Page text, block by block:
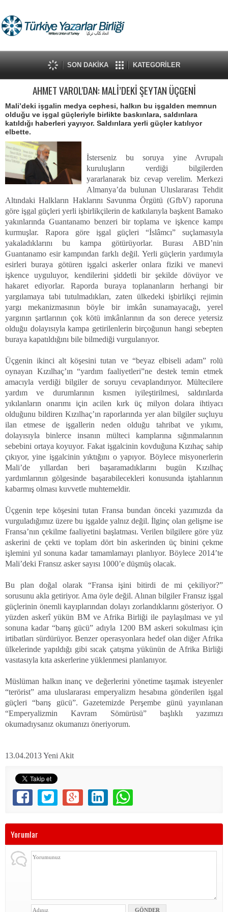
SON DAKİKA KATEGORİLER
AHMET VAROL'DAN: MALİ’DEKİ ŞEYTAN ÜÇGENİ
Mali’deki işgalin medya cephesi, halkın bu işgalden memnun
olduğu ve işgal güçleriyle birlikte baskınlara, saldırılara
katıldığı haberleri yayıyor. Saldırılara yerli güçler katılıyor
elbette.
İsterseniz bu soruya yine Avrupalı
kuruluşların verdiği bilgilerden
yararlanarak biz cevap verelim. Merkezi
Almanya’da bulunan Uluslararası Tehdit
Altındaki Halkların Haklarını Savunma Örgütü (GfbV) raporuna
göre işgal güçleri yerli işbirlikçilerin de katkılarıyla başkent Bamako
yakınlarında Guantanamo benzeri bir toplama ve işkence kampı
kurmuşlar. Rapora göre işgal güçleri “İslâmcı” suçlamasıyla
yakaladıklarını bu kampa götürüyorlar. Burası ABD’nin
Guantanamo esir kampından farklı değil. Yerli güçlerin yardımıyla
esirleri buraya götüren işgalci askerler onlara fiziki ve manevi
işkence uyguluyor, kendilerini şiddetli bir şekilde dövüyor ve
hakaret ediyorlar. Raporda buraya toplananların herhangi bir
yargılamaya tabi tutulmadıkları, zaten ülkedeki işbirlikçi rejimin
yargı mekanizmasının böyle bir imkân sunamayacağı, yerel
yargının şartlarının çok kötü imkânlarının da son derece yetersiz
olduğu dolayısıyla kampa getirilenlerin birçoğunun hangi sebepten
buraya kapatıldığını bile bilmediği vurgulanıyor.
Üçgenin ikinci alt köşesini tutan ve “beyaz elbiseli adam” rolü
oynayan Kızılhaç’ın “yardım faaliyetleri”ne destek temin etmek
amacıyla verdiği bilgiler de soruyu cevaplandırıyor. Mültecilere
yardım ve durumlarının kısmen iyileştirilmesi, saldırılarda
yıkılanların onarımı için acilen kırk üç milyon dolara ihtiyacı
olduğunu bildiren Kızılhaç’ın raporlarında yer alan bilgiler suçluyu
ilan etmese de işgallerin neden olduğu tahribat ve yıkımı,
dolayısıyla binlerce insanın mülteci kamplarına sığınmalarının
sebebini ortaya koyuyor. Fakat işgalcinin kovduğuna Kızıhaç sahip
çıkıyor, yine işgalcinin yıktığını o yapıyor. Böylece misyonerlerin
Mali’de yıllardan beri başaramadıklarını bugün Kızılhaç
yardımlarının gölgesinde başarabilecekleri konusunda iştahlarının
kabarmış olması kuvvetle muhtemeldir.
Üçgenin tepe köşesini tutan Fransa bundan önceki yazımızda da
vurguladığımız üzere bu işgalde yalnız değil. İlginç olan gelişme ise
Fransa’nın çekilme faaliyetini başlatması. Verilen bilgilere göre yüz
askerini de çekti ve toplam dört bin askerinden üç binini çekme
işlemini yıl sonuna kadar tamamlamayı planlıyor. Böylece 2014’te
Mali’deki Fransız asker sayısı 1000’e düşmüş olacak.
Bu plan doğal olarak “Fransa işini bitirdi de mi çekiliyor?”
sorusunu akla getiriyor. Ama öyle değil. Alınan bilgiler Fransız işgal
güçlerinin önemli kayıplarından dolayı zorlandıklarını gösteriyor. O
yüzden askerî yükün BM ve Afrika Birliği ile paylaşılması ve yıl
sonuna kadar “barış gücü” adıyla 1200 BM askeri sokulması için
irtibatları sürdürüyor. Benzer operasyonlara hedef olan diğer Afrika
ülkelerinde yapıldığı gibi sıcak çatışma yükünün de Afrika Birliği
vasıtasıyla kıta askerlerine yüklenmesi planlanıyor.
Müslüman halkın inanç ve değerlerini yönetime taşımak isteyenler
“terörist” ama uluslararası emperyalizm hesabına gönderilen işgal
güçleri “barış gücü”. Gazetemizde Perşembe günü yayınlanan
“Emperyalizmin Kavram Sömürüsü” başlıklı yazımızı
okumadıysanız okumanızı öneriyorum.
13.04.2013 Yeni Akit
Yorumlar